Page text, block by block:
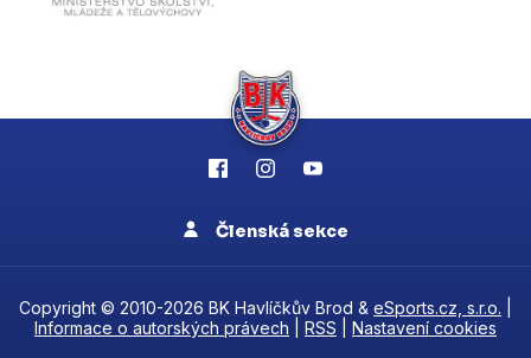
Členská sekce
Copyright © 2010-2026 BK Havlíčkův Brod & eSports.cz, s.r.o.
Informace o autorských právech
RSS Nastavení cookies